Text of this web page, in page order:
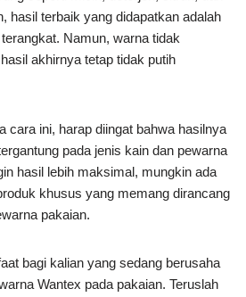
hasil terbaik yang didapatkan adalah
Namun, warna tidak
akhirnya tetap tidak putih
cara ini, harap diingat bahwa hasilnya
pada jenis kain dan pewarna
hasil lebih maksimal, mungkin ada
khusus yang memang dirancang
pakaian.
bagi kalian yang sedang berusaha
Wantex pada pakaian. Teruslah